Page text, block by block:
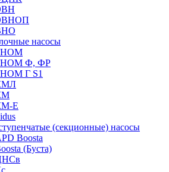
насосы
Ф, ФР
Г S1
Е
(секционные) насосы
Boosta
(Буста)